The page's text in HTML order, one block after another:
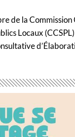
de la
Locaux